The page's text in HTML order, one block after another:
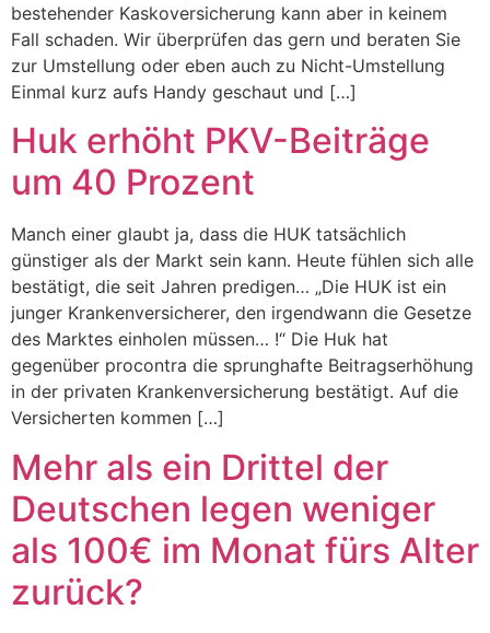
bestehender Kaskoversicherung kann aber in keinem
Fall schaden. Wir überprüfen das gern und beraten Sie
zur Umstellung oder eben auch zu Nicht-Umstellung
Einmal kurz aufs Handy geschaut und […]
Huk erhöht PKV-Beiträge
um 40 Prozent
Manch einer glaubt ja, dass die HUK tatsächlich
günstiger als der Markt sein kann. Heute fühlen sich alle
bestätigt, die seit Jahren predigen… „Die HUK ist ein
junger Krankenversicherer, den irgendwann die Gesetze
des Marktes einholen müssen… !“ Die Huk hat
gegenüber procontra die sprunghafte Beitragserhöhung
in der privaten Krankenversicherung bestätigt. Auf die
Versicherten kommen […]
Mehr als ein Drittel der
Deutschen legen weniger
als 100€ im Monat fürs Alter
zurück?